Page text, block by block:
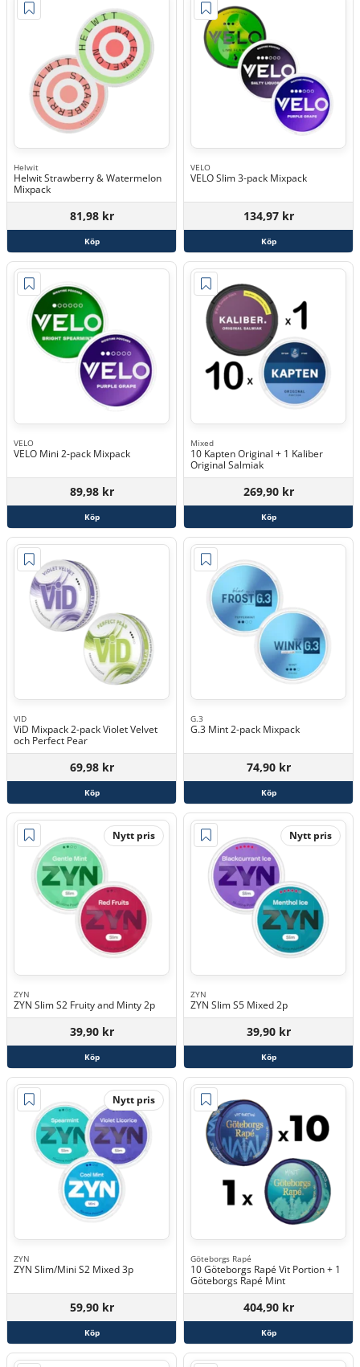
Helwit
Helwit Strawberry & Watermelon
Mixpack
81,98 kr
Köp
VELO
VELO Slim 3-pack Mixpack
134,97 kr
Köp
VELO
VELO Mini 2-pack Mixpack
89,98 kr
Köp
Mixed
10 Kapten Original + 1 Kaliber
Original Salmiak
269,90 kr
Köp
VID
ViD Mixpack 2-pack Violet Velvet
och Perfect Pear
69,98 kr
Köp
G.3
G.3 Mint 2-pack Mixpack
74,90 kr
Köp
Nytt pris
ZYN
ZYN Slim S2 Fruity and Minty 2p
39,90 kr
Köp
Nytt pris
ZYN
ZYN Slim S5 Mixed 2p
39,90 kr
Köp
Nytt pris
ZYN
ZYN Slim/Mini S2 Mixed 3p
59,90 kr
Köp
Göteborgs Rapé
10 Göteborgs Rapé Vit Portion + 1
Göteborgs Rapé Mint
404,90 kr
Köp